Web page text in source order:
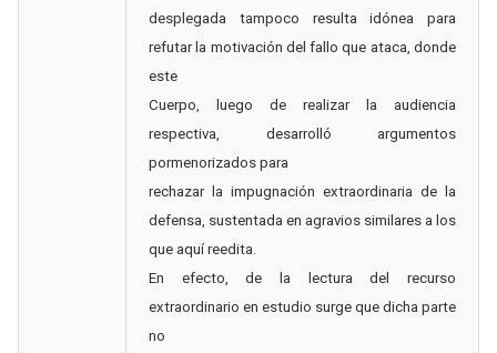
desplegada tampoco resulta idónea para
refutar la motivación del fallo que ataca, donde
este
Cuerpo, luego de realizar la audiencia
respectiva, desarrolló argumentos
pormenorizados para
rechazar la impugnación extraordinaria de la
defensa, sustentada en agravios similares a los
que aquí reedita.
En efecto, de la lectura del recurso
extraordinario en estudio surge que dicha parte
no